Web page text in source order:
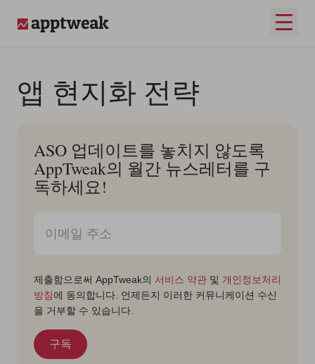
메인
앱 현지화 전략
ASO 업데이트를 놓치지 않도록
AppTweak의 월간 뉴스레터를 구
독하세요!
제출함으로써 AppTweak의 서비스 약관 및 개인정보처리
방침에 동의합니다. 언제든지 이러한 커뮤니케이션 수신
을 거부할 수 있습니다.